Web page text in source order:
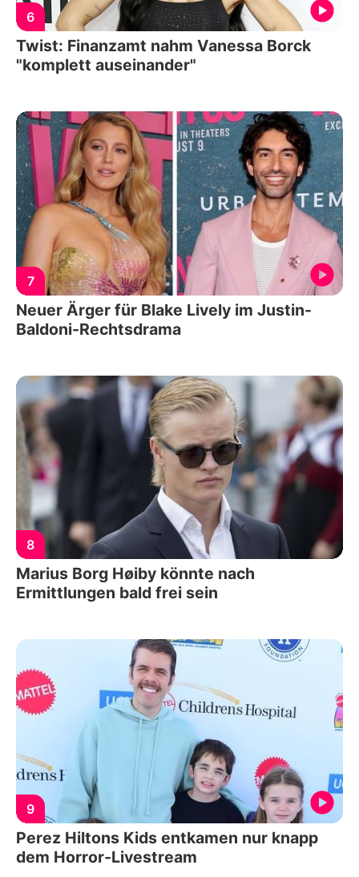
6
Twist: Finanzamt nahm Vanessa Borck
"komplett auseinander"
7
Neuer Ärger für Blake Lively im Justin-
Baldoni-Rechtsdrama
8
Marius Borg Høiby könnte nach
Ermittlungen bald frei sein
9
Perez Hiltons Kids entkamen nur knapp
dem Horror-Livestream